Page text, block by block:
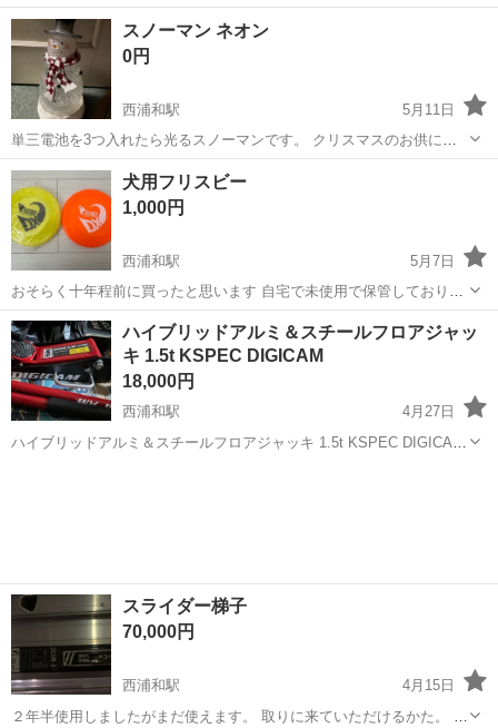
いです。 サビはあります。
埼玉 志木市
スノーマン ネオン
0円
西浦和駅
5月11日
単三電池を3つ入れたら光るスノーマンです。 クリスマスのお供に。
頭は外れておりますが蛍光部分とは関係ないので乗せるかくっつけて
いただけたら問題ありません。 電池部分のふたはありません。 内部は
液体とラメが入っていて光ると...
埼玉 さいたま市 西浦和駅
犬用フリスビー
1,000円
西浦和駅
5月7日
おそらく十年程前に買ったと思います 自宅で未使用で保管しておりま
した hero社のディスクドッグ用のフリスビー2枚です 現在猫飼育して
おりますので気になる方はご遠慮ください
埼玉 さいたま市 西浦和駅 その他 フリスビー
ハイブリッドアルミ＆スチールフロアジャッ
キ 1.5t KSPEC DIGICAM
18,000円
西浦和駅
4月27日
ハイブリッドアルミ＆スチールフロアジャッキ 1.5t KSPEC DIGICAM
スライダー梯子
70,000円
西浦和駅
4月15日
２年半使用しましたがまだ使えます。 取りに来ていただけるかた。 軽